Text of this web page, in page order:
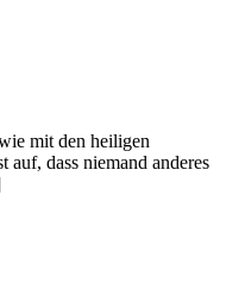
mit den heiligen
auf, dass niemand anderes